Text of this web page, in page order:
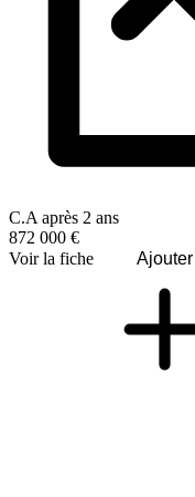
C.A après 2 ans
872 000 €
Voir la fiche
Ajouter